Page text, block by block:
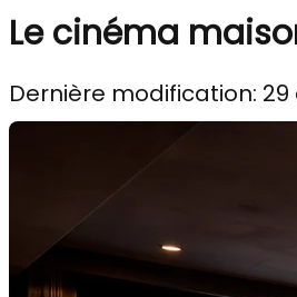
Le cinéma
Dernière modification: 29